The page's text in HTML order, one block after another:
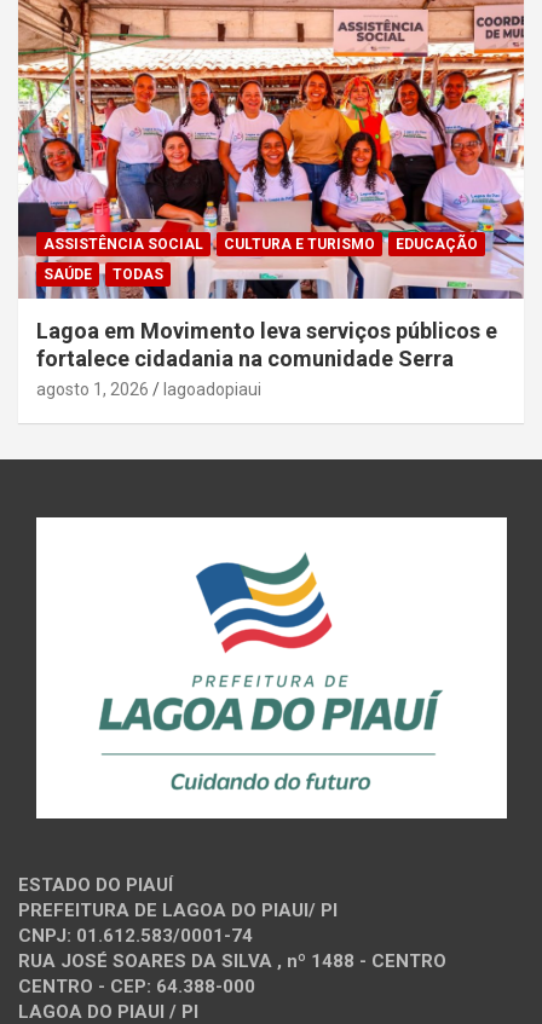
ASSISTÊNCIA SOCIAL CULTURA E TURISMO
EDUCAÇÃO
SAÚDE
TODAS
Lagoa em Movimento leva serviços públicos e
fortalece cidadania na comunidade Serra
agosto 1, 2026 lagoadopiaui
ESTADO DO PIAUÍ
PREFEITURA DE LAGOA DO PIAUI/ PI
CNPJ: 01.612.583/0001-74
RUA JOSÉ SOARES DA SILVA , nº 1488 - CENTRO
CENTRO - CEP: 64.388-000
LAGOA DO PIAUI / PI